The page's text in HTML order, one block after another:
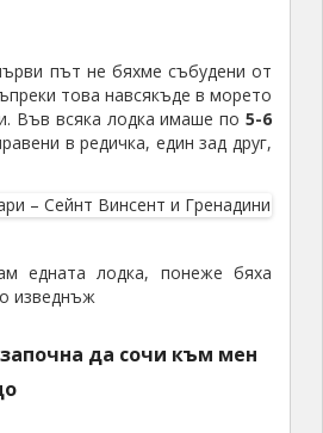
път не бяхме събудени от
това навсякъде в морето
Във всяка лодка имаше по5-6
в редичка, един зад друг,
едната лодка, понеже бяха
изведнъж
да сочи към мен